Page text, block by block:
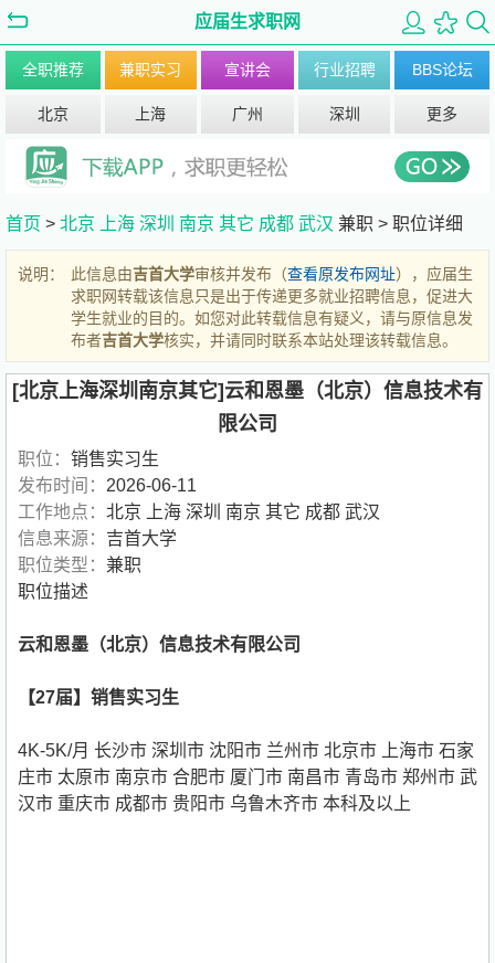
应届生求职网
全职推荐 兼职实习 宣讲会 行业招聘 BBS论坛
北京 上海 广州 深圳 更多
首页 > 北京 上海 深圳 南京 其它 成都 武汉 兼职 > 职位详细
说明： 此信息由吉首大学审核并发布（查看原发布网址），应届生
求职网转载该信息只是出于传递更多就业招聘信息，促进大
学生就业的目的。如您对此转载信息有疑义，请与原信息发
布者吉首大学核实，并请同时联系本站处理该转载信息。
[北京上海深圳南京其它]云和恩墨（北京）信息技术有
限公司
职位： 销售实习生
发布时间： 2026-06-11
工作地点： 北京 上海 深圳 南京 其它 成都 武汉
信息来源： 吉首大学
职位类型： 兼职
职位描述
云和恩墨（北京）信息技术有限公司
【27届】销售实习生
4K-5K/月 长沙市 深圳市 沈阳市 兰州市 北京市 上海市 石家
庄市 太原市 南京市 合肥市 厦门市 南昌市 青岛市 郑州市 武
汉市 重庆市 成都市 贵阳市 乌鲁木齐市 本科及以上